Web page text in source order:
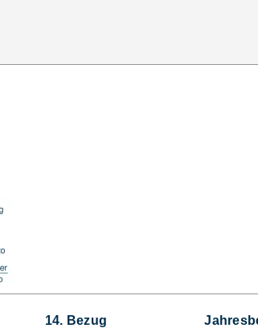
14. Bezug